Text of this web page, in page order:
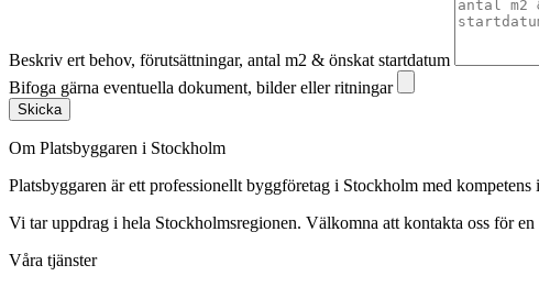
Beskriv ert behov, förutsättningar, antal m2 & önskat startdatum
Bifoga gärna eventuella dokument, bilder eller ritningar
Skicka
Om Platsbyggaren i Stockholm
Platsbyggaren är ett professionellt byggföretag i Stockholm med
Vi tar uppdrag i hela Stockholmsregionen. Välkomna att kontakta oss för
Våra tjänster